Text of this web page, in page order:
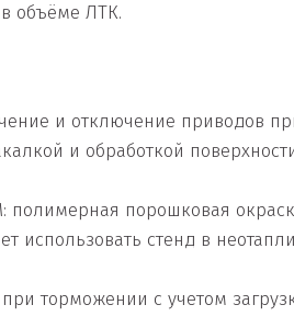
объёме ЛТК.
и отключение приводов
и обработкой
полимерная порошковая
использовать стенд в
торможении с учетом